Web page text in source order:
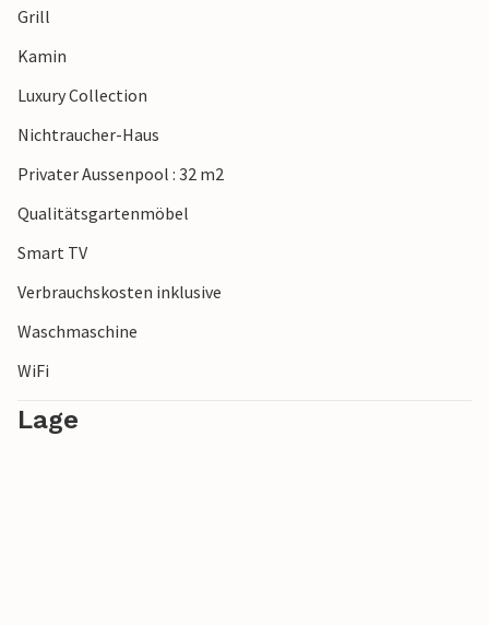
Grill
Kamin
Luxury Collection
Nichtraucher-Haus
Privater Aussenpool : 32 m2
Qualitätsgartenmöbel
Smart TV
Verbrauchskosten inklusive
Waschmaschine
WiFi
Lage